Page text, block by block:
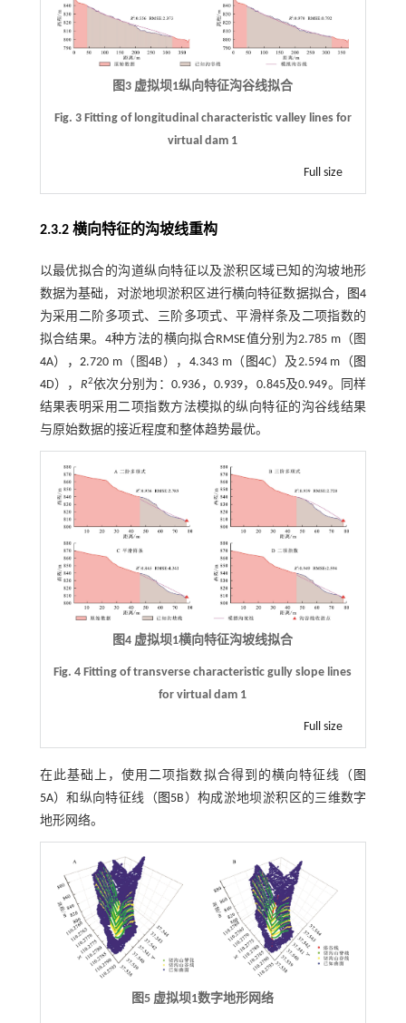
图3 虚拟坝1纵向特征沟谷线拟合
Fig. 3 Fitting of longitudinal characteristic valley lines for
virtual dam 1
Full size
2.3.2 横向特征的沟坡线重构
以最优拟合的沟道纵向特征以及淤积区域已知的沟坡地形
数据为基础，对淤地坝淤积区进行横向特征数据拟合，
图4
为采用二阶多项式、三阶多项式、平滑样条及二项指数的
拟合结果。4种方法的横向拟合RMSE值分别为2.785 m（图
4A），2.720 m（图4B），4.343 m（ 图4C）及2.594 m（ 图
4D）， R2依次分别为：0.936，0.939，0.845及0.949。同样
结果表明采用二项指数方法模拟的纵向特征的沟谷线结果
与原始数据的接近程度和整体趋势最优。
图4 虚拟坝1横向特征沟坡线拟合
Fig. 4 Fitting of transverse characteristic gully slope lines
for virtual dam 1
Full size
在此基础上，使用二项指数拟合得到的横向特征线（ 图
5A）和纵向特征线（ 图5B）构成淤地坝淤积区的三维数字
地形网络。
图5 虚拟坝1数字地形网络